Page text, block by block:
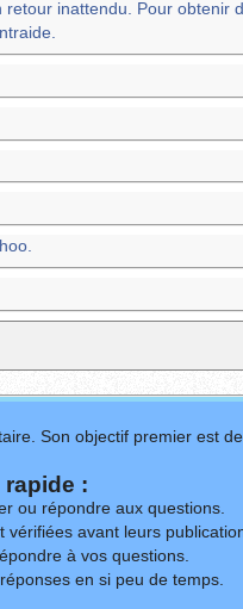
inattendu. Pour obtenir
Son objectif premier est
:
ou répondre aux questions.
avant leurs
à vos questions.
en si peu de temps.